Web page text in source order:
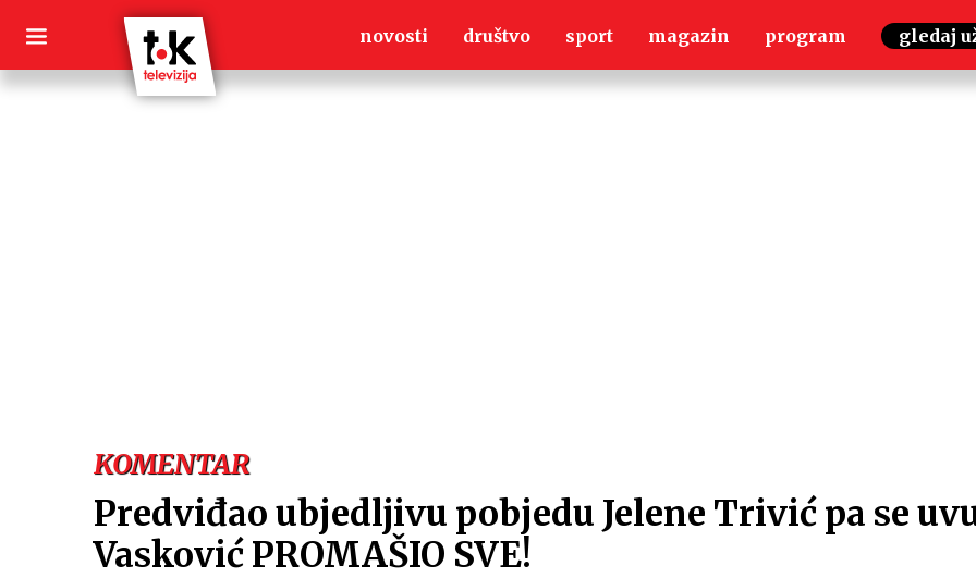
content
novosti društvo sport magazin program gledaj
KOMENTAR
Predviđao ubjedljivu pobjedu Jelene Trivić pa se
Vasković PROMAŠIO SVE!